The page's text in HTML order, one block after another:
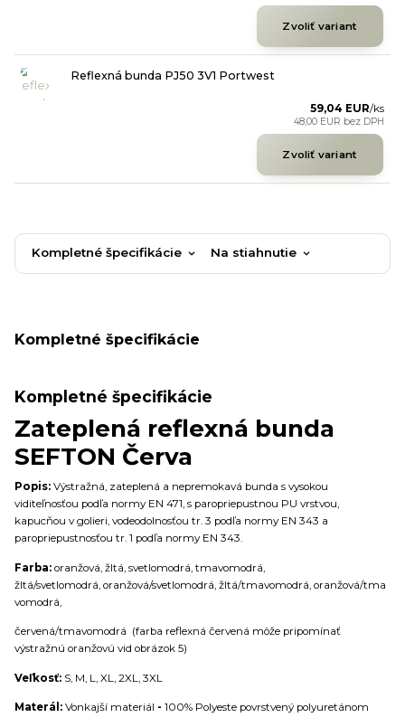
Zvoliť variant
Reflexná bunda PJ50 3V1 Portwest
59,04 EUR/ks
48,00 EUR bez DPH
Zvoliť variant
Kompletné špecifikácie Na stiahnutie
Kompletné špecifikácie
Kompletné špecifikácie
Zateplená reflexná bunda
SEFTON Červa
Popis: Výstražná, zateplená a nepremokavá bunda s vysokou
viditeľnosťou podľa normy EN 471, s paropriepustnou PU vrstvou,
kapucňou v golieri, vodeodolnosťou tr. 3 podľa normy EN 343 a
paropriepustnosťou tr. 1 podľa normy EN 343.
Farba: oranžová, žltá, svetlomodrá, tmavomodrá,
žltá/svetlomodrá, oranžová/svetlomodrá, žltá/tmavomodrá, oranžová/tma
vomodrá,
červená/tmavomodrá (farba reflexná červená môže pripomínať
výstražnú oranžovú vid obrázok 5)
Veľkosť: S, M, L, XL, 2XL, 3XL
Materál: Vonkajší materiál - 100% Polyeste povrstvený polyuretánom